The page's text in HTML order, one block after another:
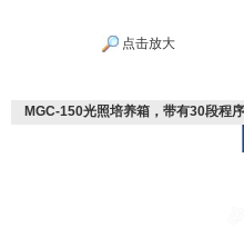
点击放大
MGC-150光照培养箱，带有30段程